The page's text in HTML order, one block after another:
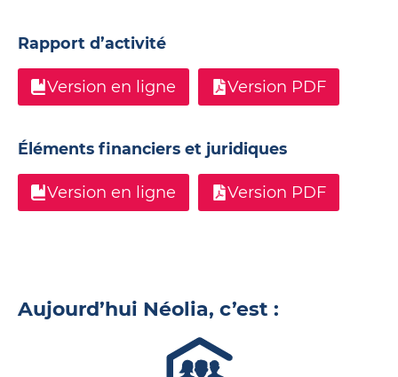
Rapport d’activité
Version en ligne Version PDF
Éléments financiers et juridiques
Version en ligne Version PDF
Aujourd’hui Néolia, c’est :